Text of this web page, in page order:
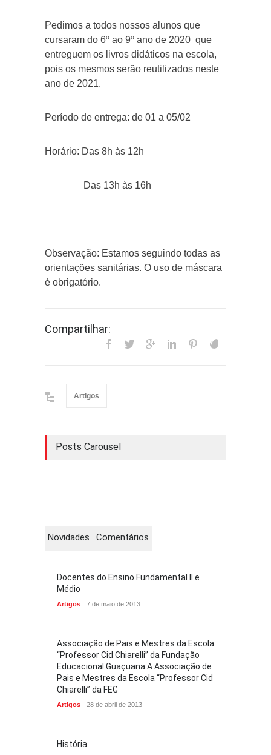
Pedimos a todos nossos alunos que
cursaram do 6º ao 9º ano de 2020 que
entreguem os livros didáticos na escola,
pois os mesmos serão reutilizados neste
ano de 2021.
Período de entrega: de 01 a 05/02
Horário: Das 8h às 12h
Das 13h às 16h
Observação: Estamos seguindo todas as
orientações sanitárias. O uso de máscara
é obrigatório.
Compartilhar:
Artigos
Posts Carousel
Novidades Comentários
Docentes do Ensino Fundamental II e
Médio
Artigos 7 de maio de 2013
Associação de Pais e Mestres da Escola
“Professor Cid Chiarelli” da Fundação
Educacional Guaçuana A Associação de
Pais e Mestres da Escola “Professor Cid
Chiarelli” da FEG
Artigos 28 de abril de 2013
História